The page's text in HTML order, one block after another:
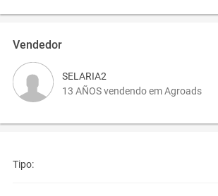
Vendedor
SELARIA2
13 AÑOS vendendo em Agroads
Tipo: